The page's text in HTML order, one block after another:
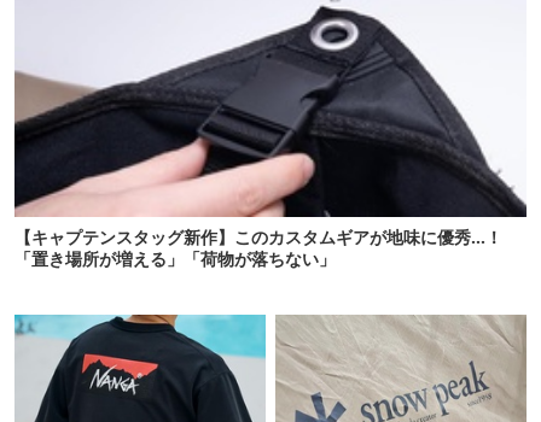
【キャプテンスタッグ新作】このカスタムギアが地味に優秀…！
「置き場所が増える」「荷物が落ちない」